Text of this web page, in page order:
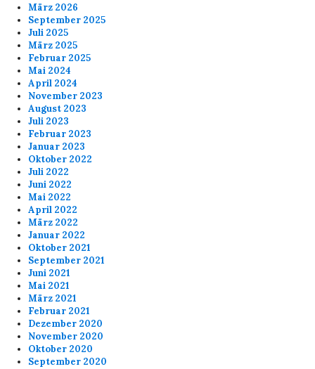
März 2026
September 2025
Juli 2025
März 2025
Februar 2025
Mai 2024
April 2024
November 2023
August 2023
Juli 2023
Februar 2023
Januar 2023
Oktober 2022
Juli 2022
Juni 2022
Mai 2022
April 2022
März 2022
Januar 2022
Oktober 2021
September 2021
Juni 2021
Mai 2021
März 2021
Februar 2021
Dezember 2020
November 2020
Oktober 2020
September 2020